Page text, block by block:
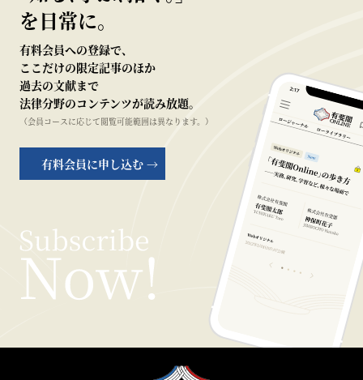
を日常に。
有料会員への登録で、
ここだけの限定記事のほか
過去の文献まで
法律分野のコンテンツが読み放題。
（会員コースに応じて閲覧可能範囲は異なります。）
有料会員に申し込む →